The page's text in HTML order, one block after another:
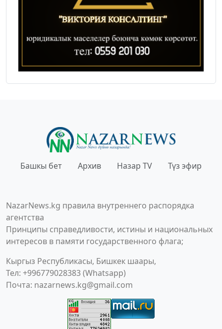
Башкы бет Архив Назар TV Түз эфир
NazarNews.kg правила внутреннего распорядка
агентства
Принципы справедливости, истины и национальных
интересов в памяти государственного флага;
Кыргыз Республикасы, Бишкек шаары,
Тел: +996779028383 (Whatsapp)
Почта: nazarnews.kg@gmail.com